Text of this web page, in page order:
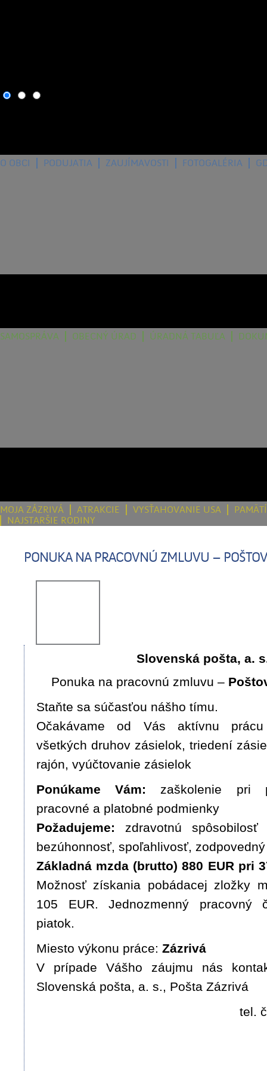
O OBCI PODUJATIA ZAUJÍMAVOSTI FOTOGALÉRIA
SAMOSPRÁVA OBECNÝ ÚRAD ÚRADNÁ TABUĽA
MOJA ZÁZRIVÁ ATRAKCIE VYSŤAHOVANIE USA
NAJSTARŠIE RODINY
PONUKA NA PRACOVNÚ ZMLUVU –
Slovenská pošta, a.
Ponuka na pracovnú zmluvu –
Staňte sa súčasťou nášho tímu.
Očakávame od Vás aktívnu
všetkých druhov zásielok, triedení
rajón, vyúčtovanie zásielok
Ponúkame Vám: zaškolenie pri
pracovné a platobné podmienky
Požadujeme: zdravotnú
bezúhonnosť, spoľahlivosť,
Základná mzda (brutto) 880 EUR pri
Možnosť získania pobádacej zložky
105 EUR. Jednozmenný pracovný
piatok.
Miesto výkonu práce: Zázrivá
V prípade Vášho záujmu nás
Slovenská pošta, a. s., Pošta Zázrivá
tel.